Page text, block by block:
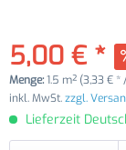
5,00 € *
Menge:1.5 m² (3,33 € *
inkl. MwSt.zzgl.
Lieferzeit